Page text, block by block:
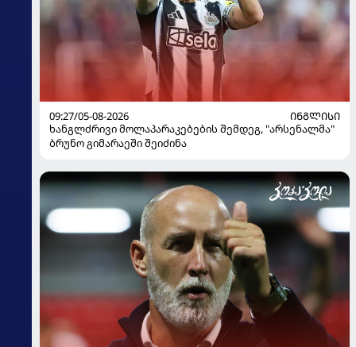
09:27/05-08-2026
ᲘᲜᲒᲚᲘᲡᲘ
ხანგლძრივი მოლაპარაკებების შემდეგ, "არსენალმა"
ბრუნო გიმარაეში შეიძინა